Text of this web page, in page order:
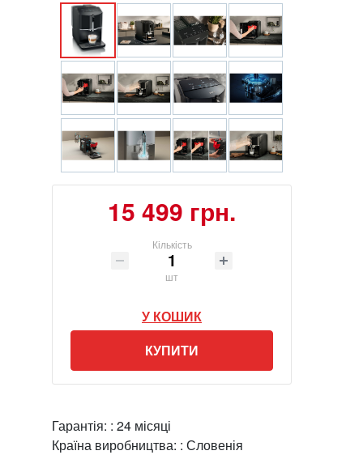
15 499 грн.
Кількість
шт
У КОШИК
КУПИТИ
Гарантія: : 24 місяці
Країна виробництва: : Словенія